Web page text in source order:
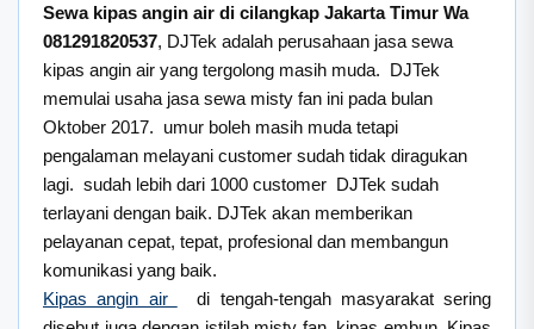
Sewa kipas angin air di cilangkap Jakarta Timur Wa
081291820537, DJTek adalah perusahaan jasa sewa
kipas angin air yang tergolong masih muda. DJTek
memulai usaha jasa sewa misty fan ini pada bulan
Oktober 2017. umur boleh masih muda tetapi
pengalaman melayani customer sudah tidak diragukan
lagi. sudah lebih dari 1000 customer DJTek sudah
terlayani dengan baik. DJTek akan memberikan
pelayanan cepat, tepat, profesional dan membangun
komunikasi yang baik.
Kipas angin air
di tengah-tengah masyarakat sering